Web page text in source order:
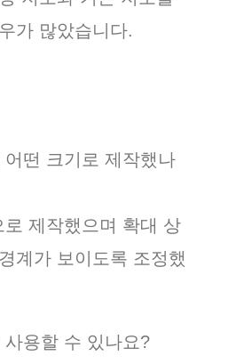
가 많았습니다.
떤 크기로 제작했나
제작했으며 확대 상
계가 보이도록 조정했
용할 수 있나요?